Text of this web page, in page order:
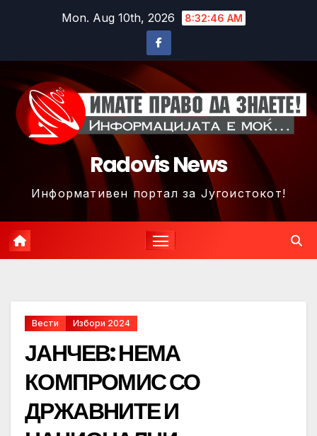
Mon. Aug 10th, 2026 8:32:49 AM
Radovis News
Информативен портал за Југоистокот!
Вести Избори 2024
ЈАНЧЕВ: НЕМА
КОМПРОМИС СО
ДРЖАВНИТЕ И